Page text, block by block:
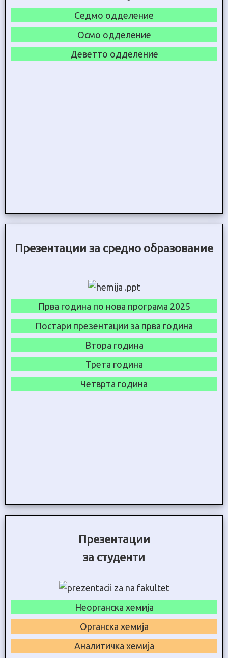
Седмо одделение
Осмо одделение
Деветто одделение
Презентации за средно образование
Прва година по нова програма 2025
Постари презентации за прва година
Втора година
Трета година
Четврта година
Презентации
за студенти
Неорганска хемија
Органска хемија
Аналитичка хемија